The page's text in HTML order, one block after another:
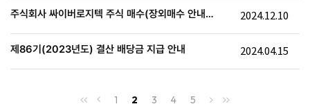
주식회사 싸이버로지텍 주식 매수(장외매수 안내)
2024.12.10
제86기(2023년도) 결산 배당금 지급 안내 2024.04.15
1 2 3 4 5